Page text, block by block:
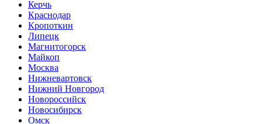
Керчь
Краснодар
Кропоткин
Липецк
Магнитогорск
Майкоп
Москва
Нижневартовск
Нижний Новгород
Новороссийск
Новосибирск
Омск